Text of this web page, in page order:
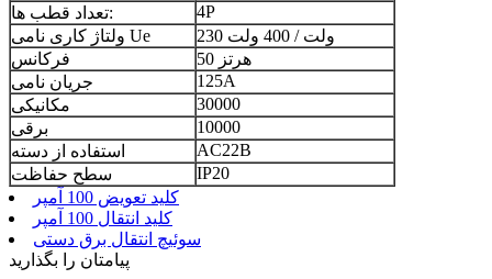
تعداد قطب ها:
4P
ولتاژ کاری نامی Ue
230 ولت / 400 ولت
فرکانس
50 هرتز
جریان نامی
125A
مکانیکی
30000
برقی
10000
استفاده از دسته
AC22B
سطح حفاظت
IP20
کلید تعویض 100 آمپر
کلید انتقال 100 آمپر
سوئیچ انتقال برق دستی
پیامتان را بگذارید